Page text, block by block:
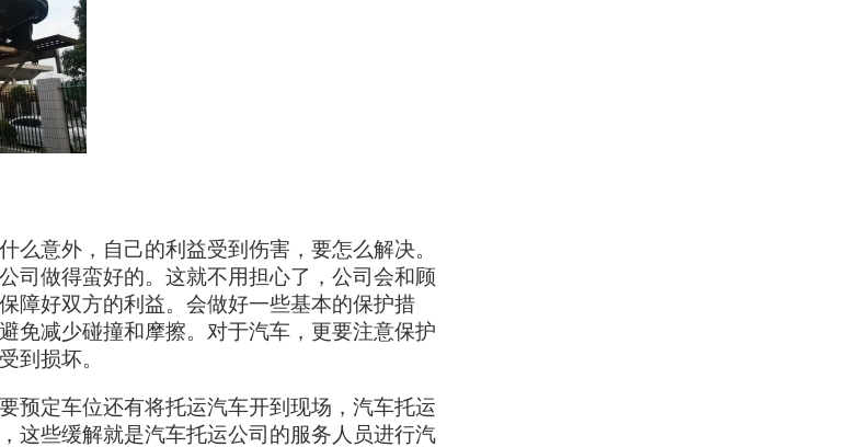
么意外，自己的利益受到伤害，要怎么解决。
司做得蛮好的。这就不用担心了，公司会和顾
障好双方的利益。会做好一些基本的保护措
免减少碰撞和摩擦。对于汽车，更要注意保护
到损坏。
预定车位还有将托运汽车开到现场，汽车托运
这些缓解就是汽车托运公司的服务人员进行汽